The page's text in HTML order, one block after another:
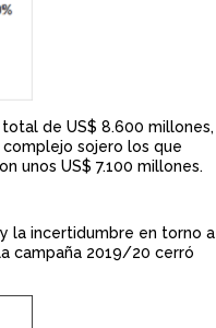
de US$ 8.600 millones,
sojero los que
unos US$ 7.100 millones.
la incertidumbre en torno a
campaña 2019/20 cerró